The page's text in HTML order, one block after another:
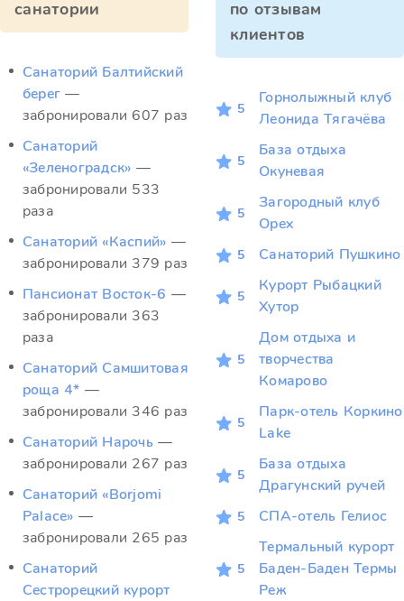
санатории
Санаторий Балтийский
берег —
забронировали 607 раз
Санаторий
«Зеленоградск» —
забронировали 533
раза
Санаторий «Каспий» —
забронировали 379 раз
Пансионат Восток-6 —
забронировали 363
раза
Санаторий Самшитовая
роща 4* —
забронировали 346 раз
Санаторий Нарочь —
забронировали 267 раз
Санаторий «Borjomi
Palace» —
забронировали 265 раз
Санаторий
Сестрорецкий курорт
по отзывам
клиентов
5
Горнолыжный клуб
Леонида Тягачёва
5
База отдыха
Окуневая
5
Загородный клуб
Орех
5 Санаторий Пушкино
5
Курорт Рыбацкий
Хутор
5
Дом отдыха и
творчества
Комарово
5
Парк-отель Коркино
Lake
5
База отдыха
Драгунский ручей
5 СПА-отель Гелиос
5
Термальный курорт
Баден-Баден Термы
Реж